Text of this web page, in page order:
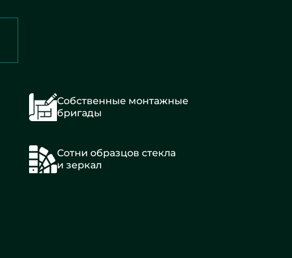
Собственные монтажные
бригады
Сотни образцов стекла
и зеркал